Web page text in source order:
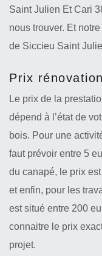
Saint Julien Et Cari
nous trouver. Et
de Siccieu Saint
Prix
Le prix de la
dépend à l’état de
bois. Pour une
faut prévoir entre 5
du canapé, le prix
et enfin, pour les
est situé entre 200
connaitre le prix
projet.